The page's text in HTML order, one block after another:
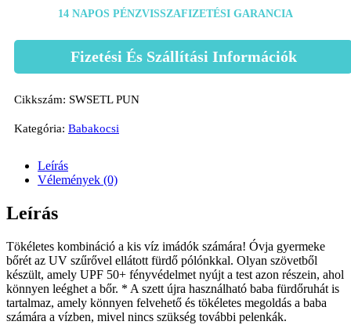
14 NAPOS PÉNZVISSZAFIZETÉSI GARANCIA
Fizetési És Szállítási Információk
Cikkszám: SWSETL PUN
Kategória: Babakocsi
Leírás
Vélemények (0)
Leírás
Tökéletes kombináció a kis víz imádók számára! Óvja gyermeke
bőrét az UV szűrővel ellátott fürdő pólónkkal. Olyan szövetből
készült, amely UPF 50+ fényvédelmet nyújt a test azon részein, ahol
könnyen leéghet a bőr. * A szett újra használható baba fürdőruhát is
tartalmaz, amely könnyen felvehető és tökéletes megoldás a baba
számára a vízben, mivel nincs szükség további pelenkák.